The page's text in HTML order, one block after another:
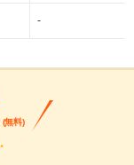
-
(無料)